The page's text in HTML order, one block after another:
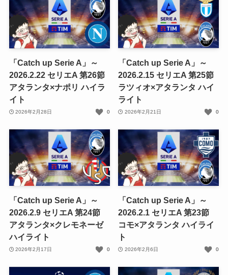
「Catch up Serie A」～
2026.2.22 セリエA 第26節
アタランタ×ナポリ ハイラ
イト
2026年2月28日 0
「Catch up Serie A」～
2026.2.15 セリエA 第25節
ラツィオ×アタランタ ハイ
ライト
2026年2月21日 0
「Catch up Serie A」～
2026.2.9 セリエA 第24節
アタランタ×クレモネーゼ
ハイライト
2026年2月17日 0
「Catch up Serie A」～
2026.2.1 セリエA 第23節
コモ×アタランタ ハイライ
ト
2026年2月6日 0